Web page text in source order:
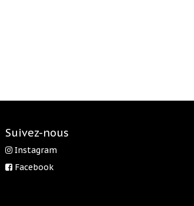
Suivez-nous
Instagram
Facebook